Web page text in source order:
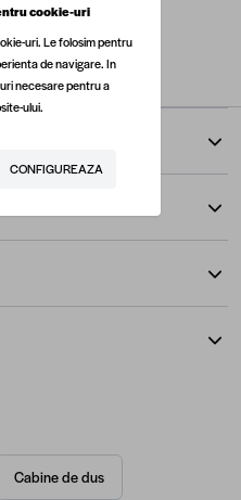
Cabine de dus
cookie-uri
uri. Le folosim pentru
de navigare. In
necesare pentru a
ului.
CONFIGUREAZA